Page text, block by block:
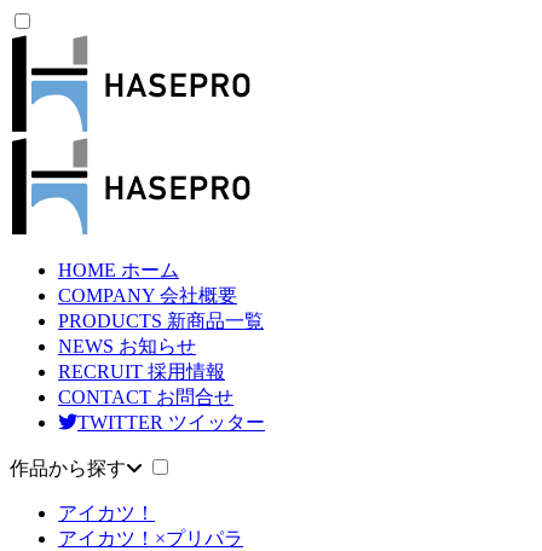
HOME ホーム
COMPANY 会社概要
PRODUCTS 新商品一覧
NEWS お知らせ
RECRUIT 採用情報
CONTACT お問合せ
TWITTER ツイッター
作品から探す
アイカツ！
アイカツ！×プリパラ